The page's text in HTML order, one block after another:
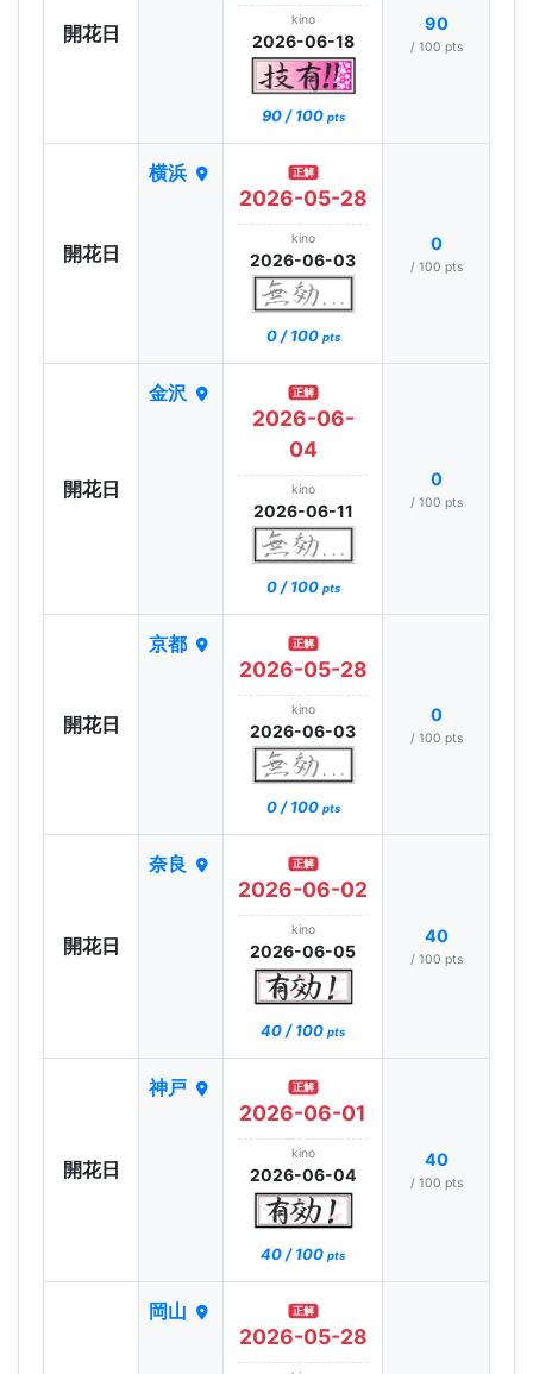
開花日
kino
2026-06-18
90 / 100 pts
90
/ 100 pts
開花日
横浜 正解
2026-05-28
kino
2026-06-03
0 / 100 pts
0
/ 100 pts
開花日
金沢 正解
2026-06-
04
kino
2026-06-11
0 / 100 pts
0
/ 100 pts
開花日
京都 正解
2026-05-28
kino
2026-06-03
0 / 100 pts
0
/ 100 pts
開花日
奈良 正解
2026-06-02
kino
2026-06-05
40 / 100 pts
40
/ 100 pts
開花日
神戸 正解
2026-06-01
kino
2026-06-04
40 / 100 pts
40
/ 100 pts
岡山 正解
2026-05-28